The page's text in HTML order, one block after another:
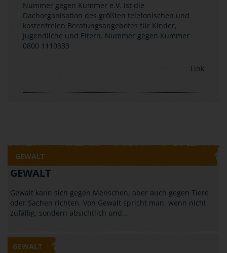
Nummer gegen Kummer e.V. ist die
Dachorganisation des größten telefonischen und
kostenfreien Beratungsangebotes für Kinder,
Jugendliche und Eltern. Nummer gegen Kummer
0800 1110333
Link
GEWALT
GEWALT
Gewalt kann sich gegen Menschen, aber auch gegen Tiere
oder Sachen richten. Von Gewalt spricht man, wenn nicht
zufällig, sondern absichtlich und…
GEWALT